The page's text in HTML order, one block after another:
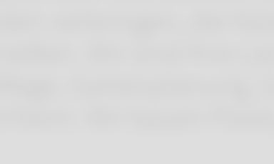
verbringen, die
Wir sind Ihre
Gartenplanung,
Wir bauen